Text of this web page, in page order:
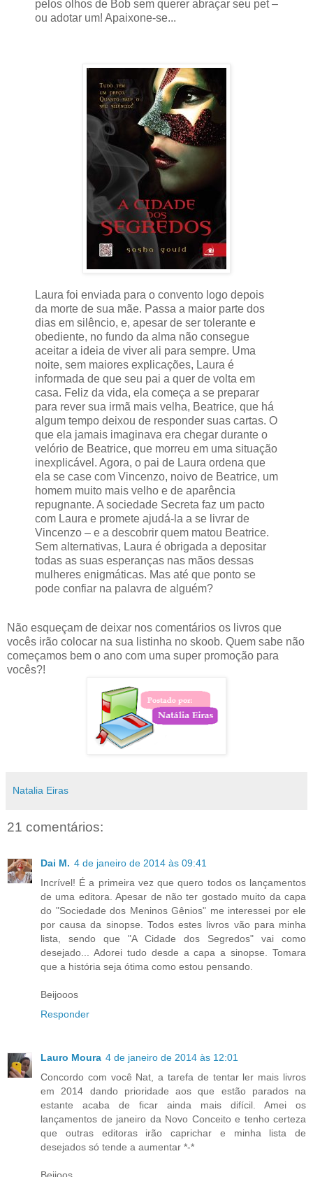
pelos olhos de Bob sem querer abraçar seu pet –
ou adotar um! Apaixone-se...
Laura foi enviada para o convento logo depois
da morte de sua mãe. Passa a maior parte dos
dias em silêncio, e, apesar de ser tolerante e
obediente, no fundo da alma não consegue
aceitar a ideia de viver ali para sempre. Uma
noite, sem maiores explicações, Laura é
informada de que seu pai a quer de volta em
casa. Feliz da vida, ela começa a se preparar
para rever sua irmã mais velha, Beatrice, que há
algum tempo deixou de responder suas cartas. O
que ela jamais imaginava era chegar durante o
velório de Beatrice, que morreu em uma situação
inexplicável. Agora, o pai de Laura ordena que
ela se case com Vincenzo, noivo de Beatrice, um
homem muito mais velho e de aparência
repugnante. A sociedade Secreta faz um pacto
com Laura e promete ajudá-la a se livrar de
Vincenzo – e a descobrir quem matou Beatrice.
Sem alternativas, Laura é obrigada a depositar
todas as suas esperanças nas mãos dessas
mulheres enigmáticas. Mas até que ponto se
pode confiar na palavra de alguém?
Não esqueçam de deixar nos comentários os livros que
vocês irão colocar na sua listinha no skoob. Quem sabe não
começamos bem o ano com uma super promoção para
vocês?!
Natalia Eiras
21 comentários:
Dai M. 4 de janeiro de 2014 às 09:41
Incrível! É a primeira vez que quero todos os lançamentos
de uma editora. Apesar de não ter gostado muito da capa
do "Sociedade dos Meninos Gênios" me interessei por ele
por causa da sinopse. Todos estes livros vão para minha
lista, sendo que "A Cidade dos Segredos" vai como
desejado... Adorei tudo desde a capa a sinopse. Tomara
que a história seja ótima como estou pensando.
Beijooos
Responder
Lauro Moura 4 de janeiro de 2014 às 12:01
Concordo com você Nat, a tarefa de tentar ler mais livros
em 2014 dando prioridade aos que estão parados na
estante acaba de ficar ainda mais difícil. Amei os
lançamentos de janeiro da Novo Conceito e tenho certeza
que outras editoras irão caprichar e minha lista de
desejados só tende a aumentar *-*